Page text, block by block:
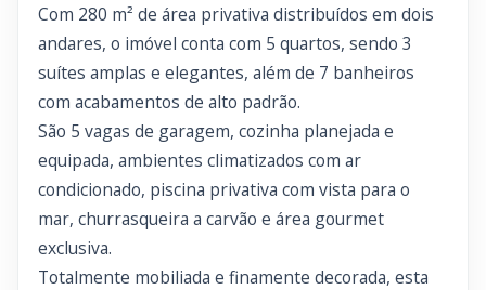
Com 280 m² de área privativa distribuídos em dois
andares, o imóvel conta com 5 quartos, sendo 3
suítes amplas e elegantes, além de 7 banheiros
com acabamentos de alto padrão.
São 5 vagas de garagem, cozinha planejada e
equipada, ambientes climatizados com ar
condicionado, piscina privativa com vista para o
mar, churrasqueira a carvão e área gourmet
exclusiva.
Totalmente mobiliada e finamente decorada, esta